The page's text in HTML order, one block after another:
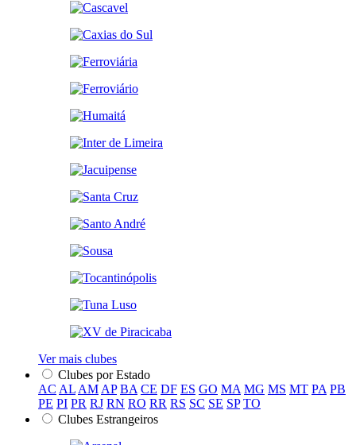
Ver mais clubes
Clubes por Estado
AC AL AM AP BA CE DF ES GO MA MG MS MT PA PB
PE PI PR RJ RN RO RR RS SC SE SP TO
Clubes Estrangeiros